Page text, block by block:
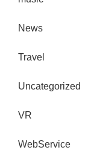
News
Travel
Uncategorized
VR
WebService